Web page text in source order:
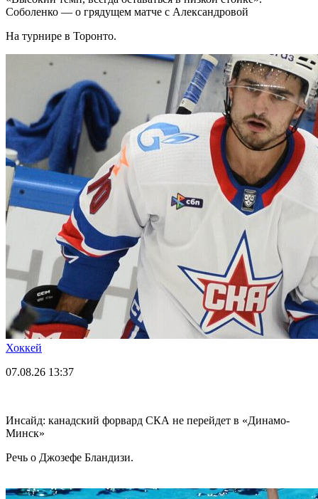
Соболенко — о грядущем матче с Александровой
На турнире в Торонто.
Хоккей
07.08.26 13:37
Инсайд: канадский форвард СКА не перейдет в «Динамо-
Минск»
Речь о Джозефе Бландизи.